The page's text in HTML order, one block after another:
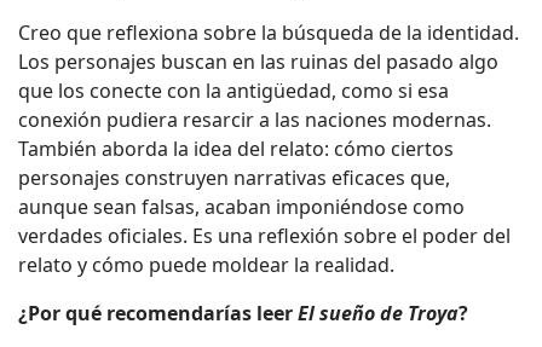
Creo que reflexiona sobre la búsqueda de la identidad.
Los personajes buscan en las ruinas del pasado algo
que los conecte con la antigüedad, como si esa
conexión pudiera resarcir a las naciones modernas.
También aborda la idea del relato: cómo ciertos
personajes construyen narrativas eficaces que,
aunque sean falsas, acaban imponiéndose como
verdades oficiales. Es una reflexión sobre el poder del
relato y cómo puede moldear la realidad.
¿Por qué recomendarías leerEl sueño de Troya?